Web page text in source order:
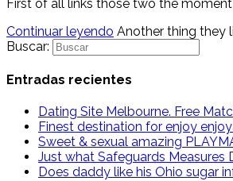
First of all links those two the
Continuar leyendo Another thing they
Buscar:
Entradas recientes
Dating Site Melbourne. Free
Finest destination for enjoy
Sweet & sexual amazing
Just what Safeguards Measures
Does daddy like his Ohio sugar